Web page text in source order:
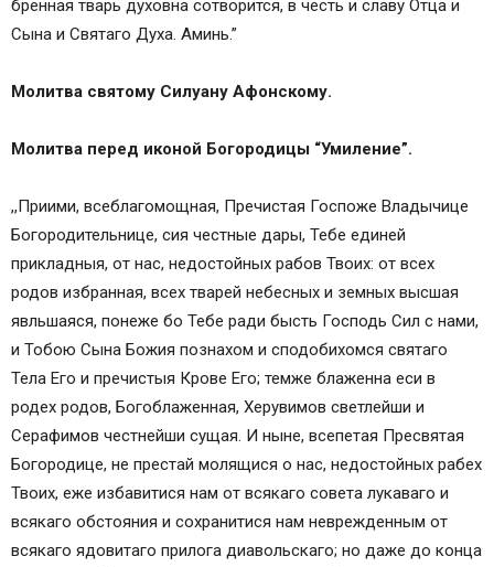
бренная тварь духовна сотворится, в честь и славу Отца и
Сына и Святаго Духа. Аминь.”
Молитва святому Силуану Афонскому.
Молитва перед иконой Богородицы “Умиление”.
,,Приими, всеблагомощная, Пречистая Госпоже Владычице
Богородительнице, сия честные дары, Тебе единей
прикладныя, от нас, недостойных рабов Твоих: от всех
родов избранная, всех тварей небесных и земных высшая
явльшаяся, понеже бо Тебе ради бысть Господь Сил с нами,
и Тобою Сына Божия познахом и сподобихомся святаго
Тела Его и пречистыя Крове Его; темже блаженна еси в
родех родов, Богоблаженная, Херувимов светлейши и
Серафимов честнейши сущая. И ныне, всепетая Пресвятая
Богородице, не престай молящися о нас, недостойных рабех
Твоих, еже избавитися нам от всякаго совета лукаваго и
всякаго обстояния и сохранитися нам неврежденным от
всякаго ядовитаго прилога диавольскаго; но даже до конца